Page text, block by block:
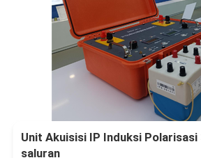
Unit Akuisisi IP Induksi
saluran